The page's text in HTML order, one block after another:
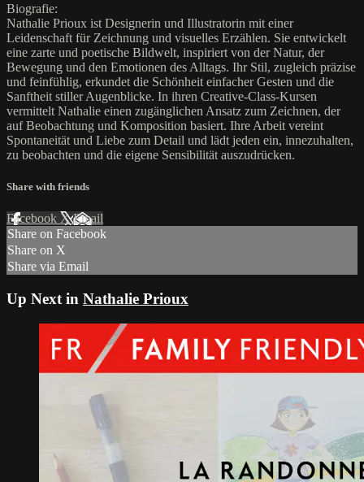
Biografie:
Nathalie Prioux ist Designerin und Illustratorin mit einer
Leidenschaft für Zeichnung und visuelles Erzählen. Sie entwickelt
eine zarte und poetische Bildwelt, inspiriert von der Natur, der
Bewegung und den Emotionen des Alltags. Ihr Stil, zugleich präzise
und feinfühlig, erkundet die Schönheit einfacher Gesten und die
Sanftheit stiller Augenblicke. In ihren Creative-Class-Kursen
vermittelt Nathalie einen zugänglichen Ansatz zum Zeichnen, der
auf Beobachtung und Komposition basiert. Ihre Arbeit vereint
Spontaneität und Liebe zum Detail und lädt jeden ein, innezuhalten,
zu beobachten und die eigene Sensibilität auszudrücken.
Share with friends
Facebook XEmail
Share on Facebook
Share on X
Share via Email
Up Next in Nathalie Prioux